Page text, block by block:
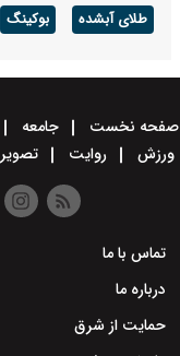
طلای آبشده بوکینگ
صفحه نخست جامعه
ورزش
روایت تصویر
تماس با ما
درباره ما
حمایت از شرق